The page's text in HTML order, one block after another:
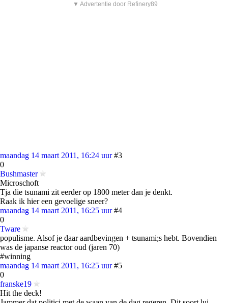
▼ Advertentie door Refinery89
maandag 14 maart 2011, 16:24 uur #3
0
Bushmaster
Microschoft
Tja die tsunami zit eerder op 1800 meter dan je denkt.
Raak ik hier een gevoelige sneer?
maandag 14 maart 2011, 16:25 uur #4
0
Tware
populisme. Alsof je daar aardbevingen + tsunami;s hebt. Bovendien
was de japanse reactor oud (jaren 70)
#winning
maandag 14 maart 2011, 16:25 uur #5
0
franske19
Hit the deck!